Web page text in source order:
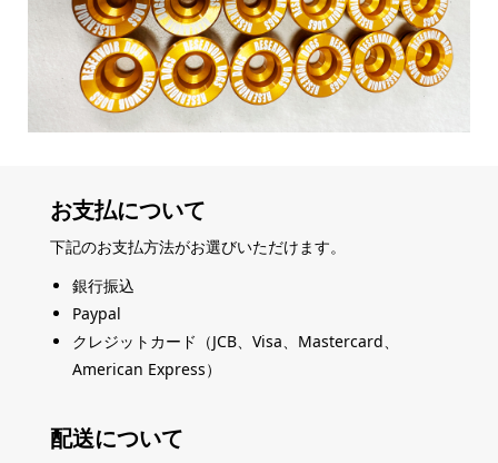
お支払について
下記のお支払方法がお選びいただけます。
銀行振込
Paypal
クレジットカード（JCB、Visa、Mastercard、
American Express）
配送について